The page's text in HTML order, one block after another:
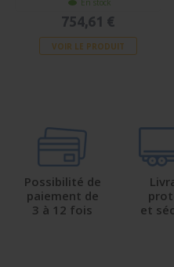
En stock
754,61 €
VOIR LE PRODUIT
Possibilité de
paiement de
3 à 12 fois
et